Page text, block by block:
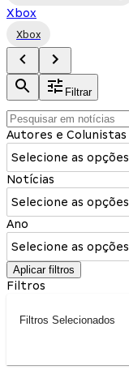
Xbox
Xbox
Filtrar
Autores e Colunistas
Selecione as opções
Notícias
Selecione as opções
Ano
Selecione as opções
Aplicar filtros
Filtros
Filtros Selecionados